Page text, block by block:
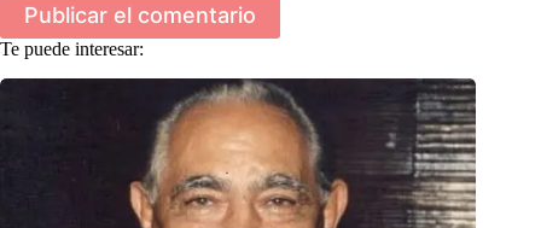
Publicar el comentario
Te puede interesar: